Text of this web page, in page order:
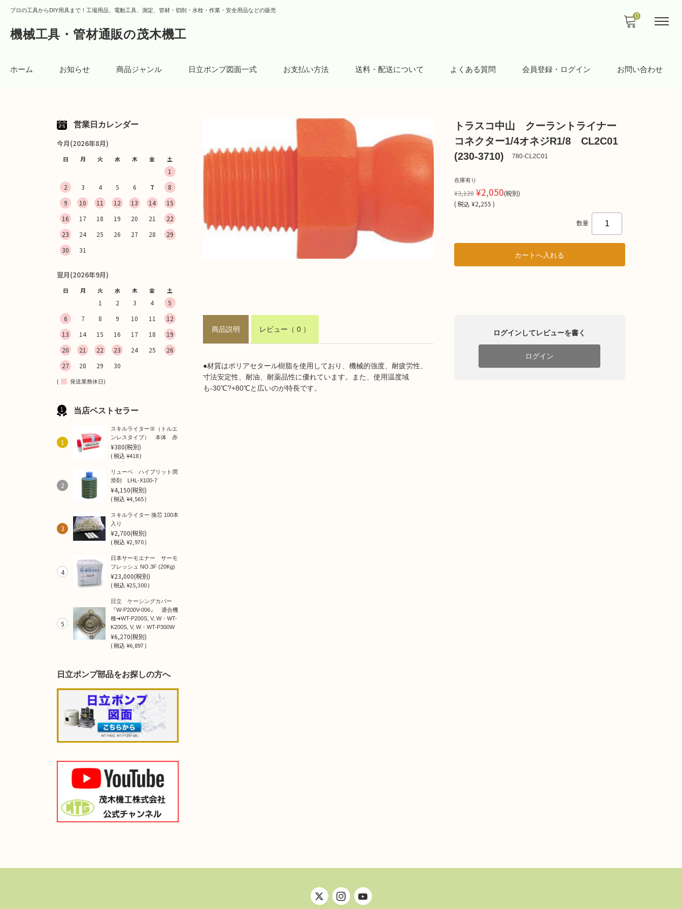
プロの工具からDIY用具まで！工場用品、電動工具、測定、管材・切削・水栓・作業・安全用品などの販売
機械工具・管材通販の茂木機工
ホーム お知らせ 商品ジャンル 日立ポンプ図面一式 お支払い方法 送料・配送について よくある質問 会員登録・ログイン お問い合わせ
0
トラスコ中山 クーラントライナー
コネクター1/4オネジR1/8 CL2C01
(230-3710)
780-CL2C01
在庫有り
¥3,120¥2,050(税別)
(税込 ¥2,255 )
数量
商品説明 レビュー （ 0 ）
●材質はポリアセタール樹脂を使用しており、機械的強度、耐疲労性、
寸法安定性、耐油、耐薬品性に優れています。また、使用温度域
も-30℃?+80℃と広いのが特長です。
ログインしてレビューを書く
ログイン
営業日カレンダー
今月(2026年8月)
日 月 火 水 木 金 土
1
2
3 4 5 6 7
8
9
10 11 12 13 14
15
16
17 18 19 20 21
22
23
24 25 26 27 28
29
30
31
翌月(2026年9月)
日 月 火 水 木 金 土
1 2 3 4
5
6
7 8 9 10 11
12
13
14 15 16 17 18
19
20
21 22 23 24 25
26
27
28 29 30
( 発送業務休日)
当店ベストセラー
1
スキルライターⅢ（トルエ
ンレスタイプ） 本体 赤
¥380(税別)
(税込¥418 )
2
リューベ ハイブリット潤
滑剤 LHL-X100-7
¥4,150(税別)
(税込¥4,565 )
3
スキルライター 換芯 100本
入り
¥2,700(税別)
(税込¥2,970 )
4
日本サーモエナー サーモ
フレッシュ NO.3F (20Kg)
¥23,000(税別)
(税込¥25,300 )
5
日立 ケーシングカバー
『W-P200V-006』 適合機
種➜WT-P200S, V, W・WT-
K200S, V, W・WT-P300W
¥6,270(税別)
(税込¥6,897 )
日立ポンプ部品をお探しの方へ